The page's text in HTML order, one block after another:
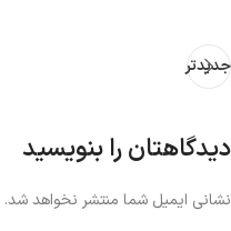
جدیدتر
دیدگاهتان را بنویسید
نشانی ایمیل شما منتشر نخواهد شد.